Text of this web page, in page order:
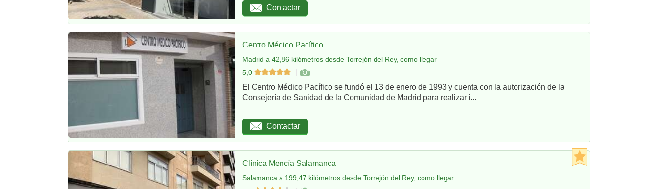
Contactar
Centro Médico Pacífico
Madrid a 42,86 kilómetros desde Torrejón del Rey, como llegar
5,0
El Centro Médico Pacífico se fundó el 13 de enero de 1993 y cuenta con la autorización de la
Consejería de Sanidad de la Comunidad de Madrid para realizar i...
Contactar
Clínica Mencía Salamanca
Salamanca a 199,47 kilómetros desde Torrejón del Rey, como llegar